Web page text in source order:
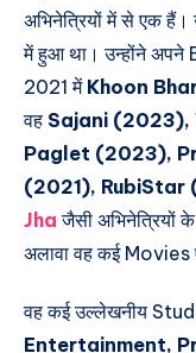
अभिनेत्रियों में से एक
में हुआ था। उन्होंने
2021 में Khoon
वह Sajani (2023),
Paglet (2023),
(2021), RubiStar
Jhaजैसी अभिनेत्रियों
अलावा वह कई Movies
वह कई उल्लेखनीय
Entertainment,